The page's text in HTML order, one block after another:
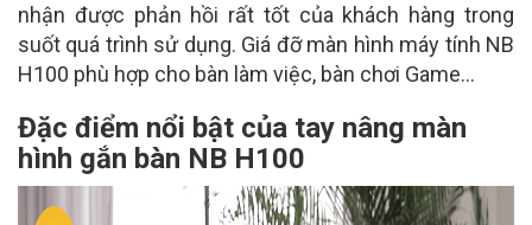
nhận được phản hồi rất tốt của khách hàng trong
suốt quá trình sử dụng. Giá đỡ màn hình máy tính NB
H100 phù hợp cho bàn làm việc, bàn chơi Game…
Đặc điểm nổi bật của tay nâng màn
hình gắn bàn NB H100